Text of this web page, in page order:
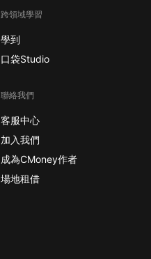
跨領域學習
學到
口袋Studio
聯絡我們
客服中心
加入我們
成為CMoney作者
場地租借